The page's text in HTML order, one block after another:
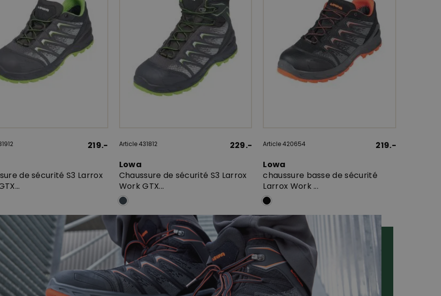
219.-
de sécurité S3 Larrox
Article 431812
229.-
Lowa
Chaussure de sécurité S3 Larrox
Work GTX...
Article 420654
219.-
Lowa
chaussure basse de sécurité
Larrox Work ...